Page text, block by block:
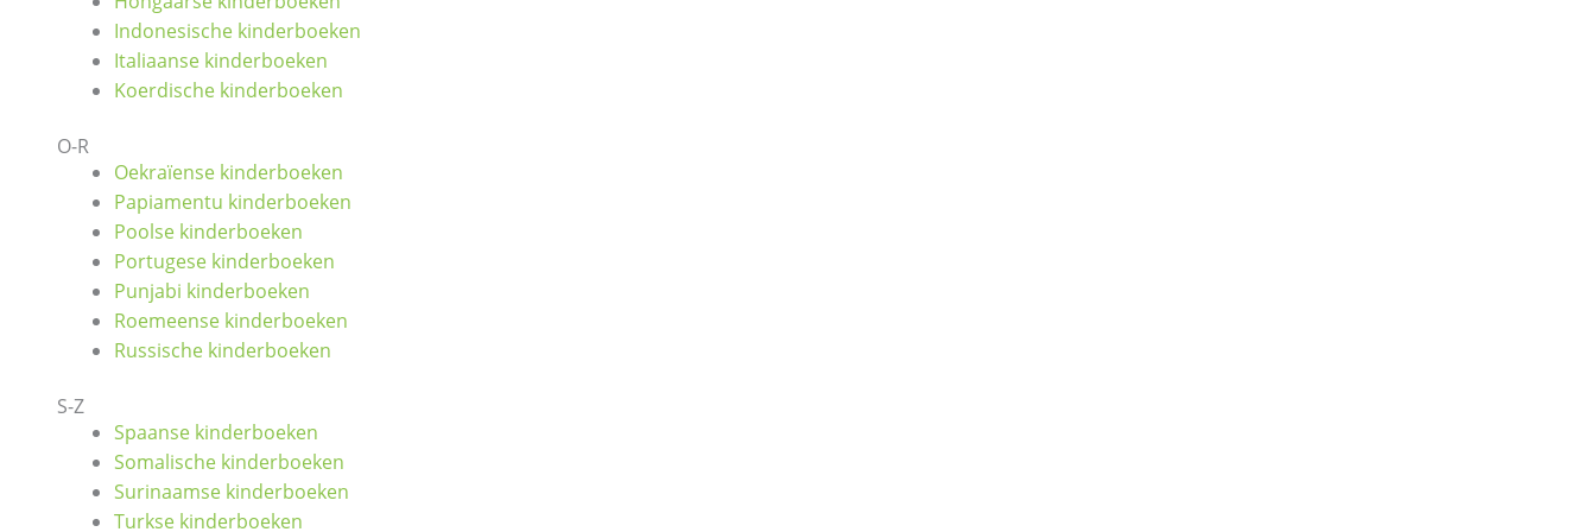
Indonesische kinderboeken
Italiaanse kinderboeken
Koerdische kinderboeken
O-R
Oekraïense kinderboeken
Papiamentu kinderboeken
Poolse kinderboeken
Portugese kinderboeken
Punjabi kinderboeken
Roemeense kinderboeken
Russische kinderboeken
S-Z
Spaanse kinderboeken
Somalische kinderboeken
Surinaamse kinderboeken
Turkse kinderboeken